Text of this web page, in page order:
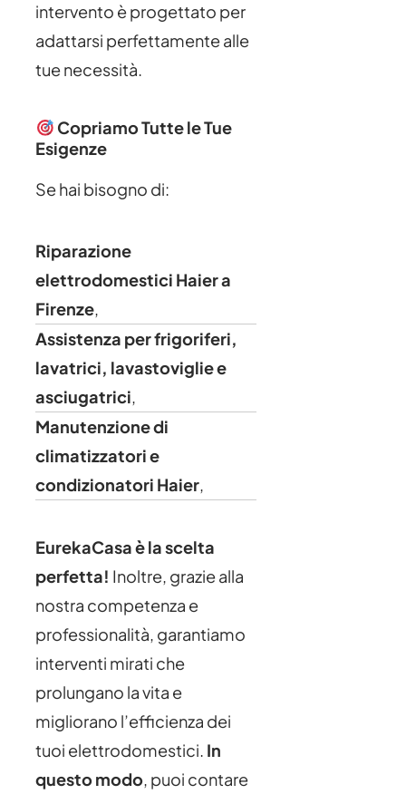
intervento è progettato per
adattarsi perfettamente alle
tue necessità.
Copriamo Tutte le Tue
Esigenze
Se hai bisogno di:
Riparazione
elettrodomestici Haier a
Firenze,
Assistenza per frigoriferi,
lavatrici, lavastoviglie e
asciugatrici,
Manutenzione di
climatizzatori e
condizionatori Haier,
EurekaCasa è la scelta
perfetta! Inoltre, grazie alla
nostra competenza e
professionalità, garantiamo
interventi mirati che
prolungano la vita e
migliorano l’efficienza dei
tuoi elettrodomestici. In
questo modo, puoi contare